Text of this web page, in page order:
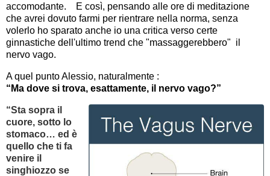
accomodante. E così, pensando alle ore di meditazione
che avrei dovuto farmi per rientrare nella norma, senza
volerlo ho sparato anche io una critica verso certe
ginnastiche dell'ultimo trend che "massaggerebbero" il
nervo vago.
A quel punto Alessio, naturalmente :
“Ma dove si trova, esattamente, il nervo vago?”
“Sta sopra il
cuore, sotto lo
stomaco… ed è
quello che ti fa
venire il
singhiozzo se